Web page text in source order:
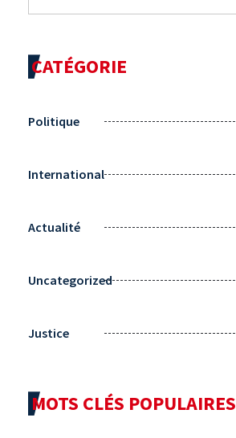
CATÉGORIE
Politique
International
Actualité
Uncategorized
Justice
MOTS CLÉS POPULAIRES